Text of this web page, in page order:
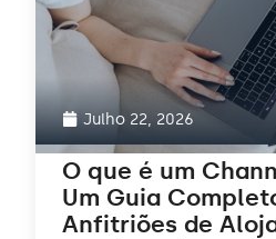
Julho 22, 2026
O que é um
Um Guia
Anfitriões de